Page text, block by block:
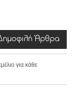
Άρθρα
για κάθε